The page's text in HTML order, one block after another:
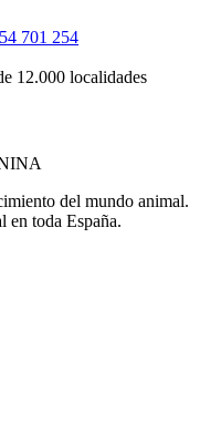
701 254
12.000 localidades
del mundo animal.
en toda España.